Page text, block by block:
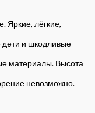
Яркие, лёгкие,
дети и шкодливые
материалы. Высота
невозможно.